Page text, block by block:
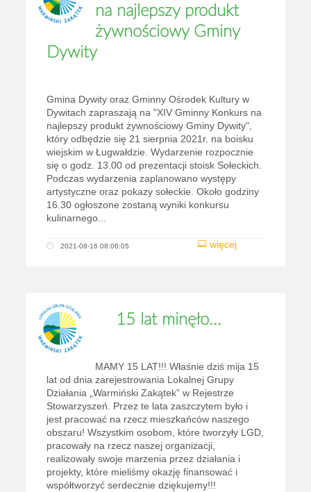
na najlepszy produkt
żywnościowy Gminy
Dywity
Gmina Dywity oraz Gminny Ośrodek Kultury w
Dywitach zapraszają na "XIV Gminny Konkurs na
najlepszy produkt żywnościowy Gminy Dywity",
który odbędzie się 21 sierpnia 2021r. na boisku
wiejskim w Ługwałdzie. Wydarzenie rozpocznie
się o godz. 13.00 od prezentacji stoisk Sołeckich.
Podczas wydarzenia zaplanowano występy
artystyczne oraz pokazy sołeckie. Około godziny
16.30 ogłoszone zostaną wyniki konkursu
kulinarnego...
więcej
2021-08-16 08:06:05
15 lat minęło...
MAMY 15 LAT!!! Właśnie dziś mija 15
lat od dnia zarejestrowania Lokalnej Grupy
Działania „Warmiński Zakątek” w Rejestrze
Stowarzyszeń. Przez te lata zaszczytem było i
jest pracować na rzecz mieszkańców naszego
obszaru! Wszystkim osobom, które tworzyły LGD,
pracowały na rzecz naszej organizacji,
realizowały swoje marzenia przez działania i
projekty, które mieliśmy okazję finansować i
współtworzyć serdecznie dziękujemy!!!